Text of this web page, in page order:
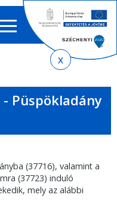
EN HU
űrlap
Püspökladány
(37716), valamint a
(37723) induló
mely az alábbi